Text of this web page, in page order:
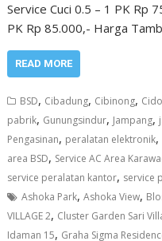
Service Cuci 0.5 – 1 PK Rp
PK Rp 85.000,- Harga
READ MORE
BSD, Cibadung, Cibinong,
pabrik, Gunungsindur, Jampang,
Pengasinan, peralatan elektronik,
area BSD, Service AC Area
service peralatan kantor, service
Ashoka Park,Ashoka View,
VILLAGE 2, Cluster Garden Sari
Idaman 15, Graha Sigma